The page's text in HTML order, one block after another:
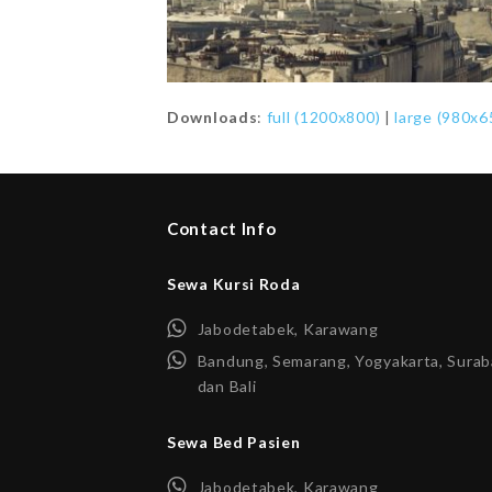
Downloads: full (1200x800) |large
Contact Info
Sewa Kursi Roda
Jabodetabek, Karawang
Bandung, Semarang, Yogyakarta,
dan Bali
Sewa Bed Pasien
Jabodetabek, Karawang